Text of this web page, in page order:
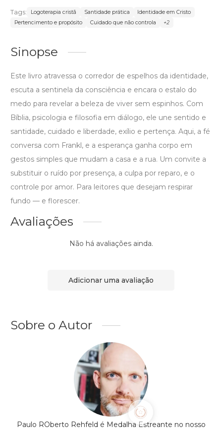
Tags: Logoterapia cristã Santidade prática
Identidade em Cristo
Pertencimento e propósito
Cuidado que não controla +2
Sinopse
Este livro atravessa o corredor de espelhos da identidade,
escuta a sentinela da consciência e encara o estalo do
medo para revelar a beleza de viver sem espinhos. Com
Bíblia, psicologia e filosofia em diálogo, ele une sentido e
santidade, cuidado e liberdade, exílio e pertença. Aqui, a fé
conversa com Frankl, e a esperança ganha corpo em
gestos simples que mudam a casa e a rua. Um convite a
substituir o ruído por presença, a culpa por reparo, e o
controle por amor. Para leitores que desejam respirar
fundo — e florescer.
Avaliações
Não há avaliações ainda.
Adicionar uma avaliação
Sobre o Autor
Paulo ROberto Rehfeld é Medalha Estreante no nosso